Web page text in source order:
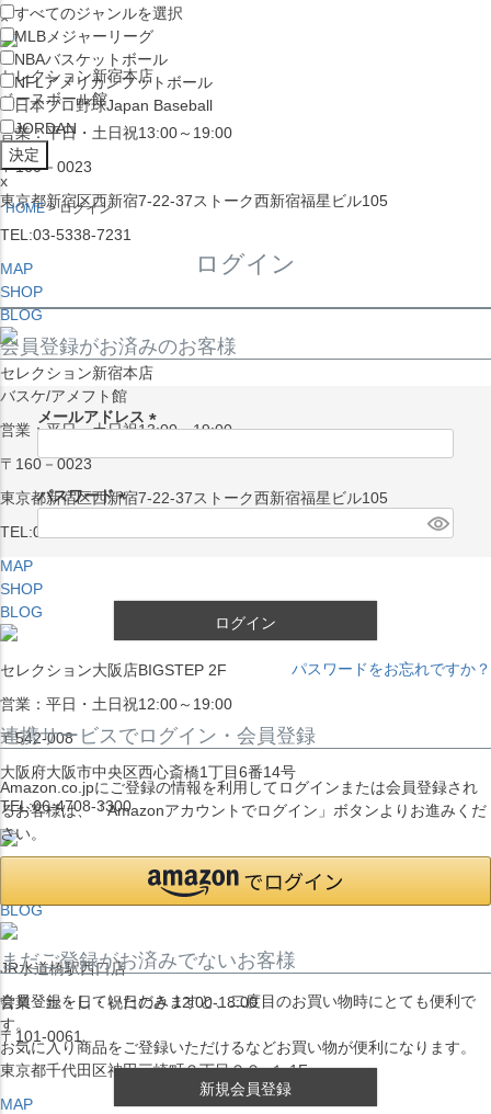
×
セレクション新宿本店
ベースボール館
営業：平日・土日祝13:00～19:00
〒160－0023
東京都新宿区西新宿7-22-37ストーク西新宿福星ビル105
TEL:03-5338-7231
MAP
SHOP
BLOG
セレクション新宿本店
バスケ/アメフト館
営業：平日・土日祝13:00～19:00
〒160－0023
東京都新宿区西新宿7-22-37ストーク西新宿福星ビル105
TEL:03-5338-7231
MAP
SHOP
BLOG
セレクション大阪店BIGSTEP 2F
営業：平日・土日祝12:00～19:00
〒542-008
大阪府大阪市中央区西心斎橋1丁目6番14号
TEL:06-4708-3300
MAP
BLOG
JR水道橋駅西口店
営業：土・日・祝日のみ 12:00-18:00
〒101-0061
東京都千代田区神田三崎町２丁目２２−１ 1F
MAP
すべてのジャンルを選択
MLB メジャーリーグ
NBAバスケットボール
NFLアメリカンフットボール
日本プロ野球Japan Baseball
JORDAN
x
HOME ログイン
ログイン
会員登録がお済みのお客様
メールアドレス
須
)
パスワード
ログイン
パスワードをお忘れですか？
連携サービスでログイン・会員登録
Amazon.co.jpにご登録の情報を利用してログインまたは会員登録され
るお客様は、「Amazonアカウントでログイン」ボタンよりお進みくだ
さい。
まだご登録がお済みでないお客様
会員登録をしていただきますと、二度目のお買い物時にとても便利で
す。
お気に入り商品をご登録いただけるなどお買い物が便利になります。
新規会員登録